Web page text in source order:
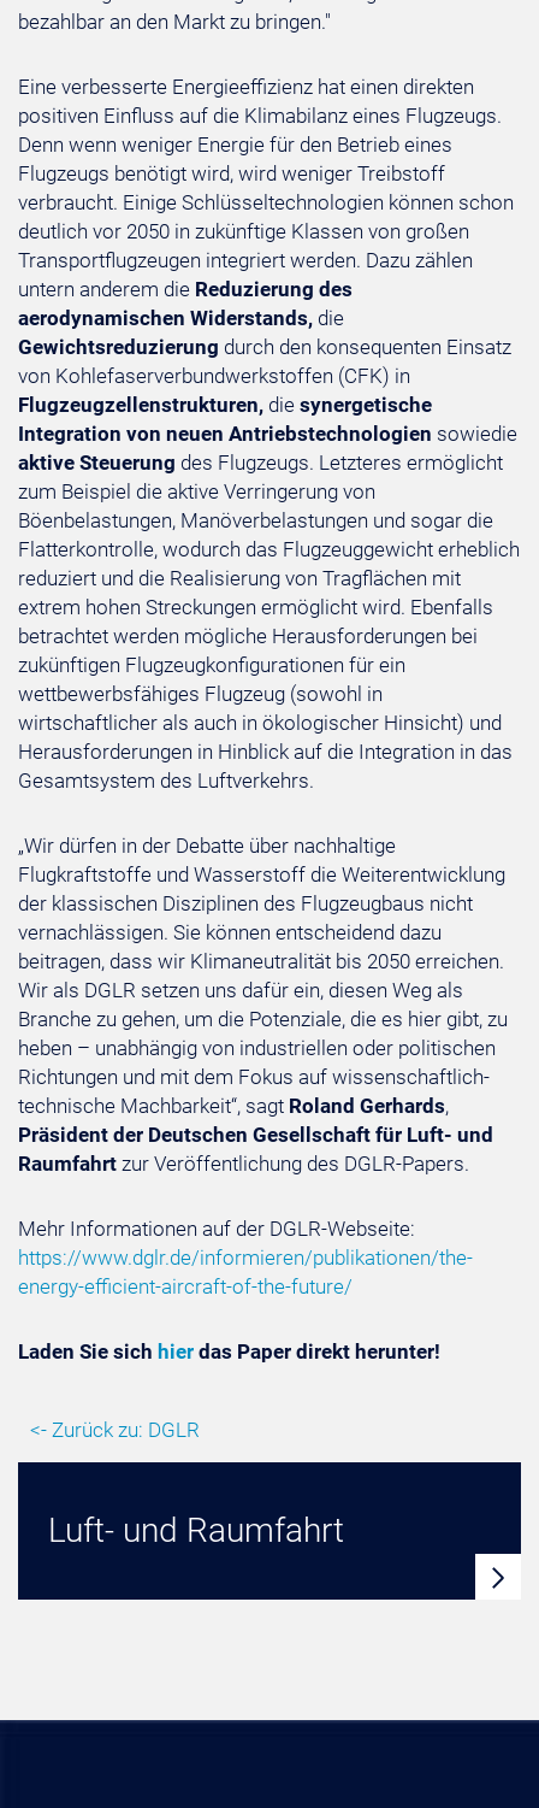
bezahlbar an den Markt zu bringen."
Eine verbesserte Energieeffizienz hat einen direkten
positiven Einfluss auf die Klimabilanz eines Flugzeugs.
Denn wenn weniger Energie für den Betrieb eines
Flugzeugs benötigt wird, wird weniger Treibstoff
verbraucht. Einige Schlüsseltechnologien können schon
deutlich vor 2050 in zukünftige Klassen von großen
Transportflugzeugen integriert werden. Dazu zählen
untern anderem die Reduzierung des
aerodynamischen Widerstands, die
Gewichtsreduzierung durch den konsequenten Einsatz
von Kohlefaserverbundwerkstoffen (CFK) in
Flugzeugzellenstrukturen, die synergetische
Integration von neuen Antriebstechnologien sowiedie
aktive Steuerung des Flugzeugs. Letzteres ermöglicht
zum Beispiel die aktive Verringerung von
Böenbelastungen, Manöverbelastungen und sogar die
Flatterkontrolle, wodurch das Flugzeuggewicht erheblich
reduziert und die Realisierung von Tragflächen mit
extrem hohen Streckungen ermöglicht wird. Ebenfalls
betrachtet werden mögliche Herausforderungen bei
zukünftigen Flugzeugkonfigurationen für ein
wettbewerbsfähiges Flugzeug (sowohl in
wirtschaftlicher als auch in ökologischer Hinsicht) und
Herausforderungen in Hinblick auf die Integration in das
Gesamtsystem des Luftverkehrs.
„Wir dürfen in der Debatte über nachhaltige
Flugkraftstoffe und Wasserstoff die Weiterentwicklung
der klassischen Disziplinen des Flugzeugbaus nicht
vernachlässigen. Sie können entscheidend dazu
beitragen, dass wir Klimaneutralität bis 2050 erreichen.
Wir als DGLR setzen uns dafür ein, diesen Weg als
Branche zu gehen, um die Potenziale, die es hier gibt, zu
heben – unabhängig von industriellen oder politischen
Richtungen und mit dem Fokus auf wissenschaftlich-
technische Machbarkeit“, sagt Roland Gerhards,
Präsident der Deutschen Gesellschaft für Luft- und
Raumfahrt zur Veröffentlichung des DGLR-Papers.
Mehr Informationen auf der DGLR-Webseite:
https://www.dglr.de/informieren/publikationen/the-
energy-efficient-aircraft-of-the-future/
Laden Sie sich hier das Paper direkt herunter!
<- Zurück zu: DGLR
Luft- und Raumfahrt